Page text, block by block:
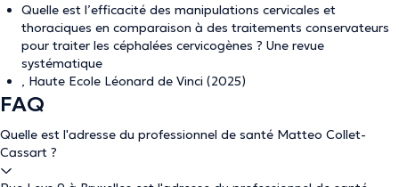
Quelle est l’efficacité des manipulations cervicales et
thoraciques en comparaison à des traitements conservateurs
pour traiter les céphalées cervicogènes ? Une revue
systématique
, Haute Ecole Léonard de Vinci (2025)
FAQ
Quelle est l'adresse du professionnel de santé Matteo Collet-
Cassart ?